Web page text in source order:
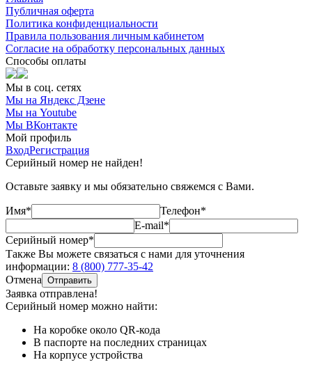
Публичная оферта
Политика конфиденциальности
Правила пользования личным кабинетом
Согласие на обработку персональных данных
Способы оплаты
Мы в соц. сетях
Мы на Яндекс Дзене
Мы на Youtube
Мы ВКонтакте
Мой профиль
ВходРегистрация
Серийный номер не найден!
Оставьте заявку и мы обязательно свяжемся с Вами.
Имя*
Телефон*
E-mail*
Серийный номер*
Также Вы можете связаться с нами для уточнения
информации: 8 (800) 777-35-42
Отмена Отправить
Заявка отправлена!
Серийный номер можно найти:
На коробке около QR-кода
В паспорте на последних страницах
На корпусе устройства